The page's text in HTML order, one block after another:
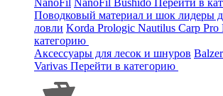
NanoFil NanoFil Bushido Перейти в
Поводковый материал и шок лидеры
ловли Korda Prologic Nautilus Carp Pro
категорию
Аксессуары для лесок и шнуров Balzer
Varivas Перейти в категорию